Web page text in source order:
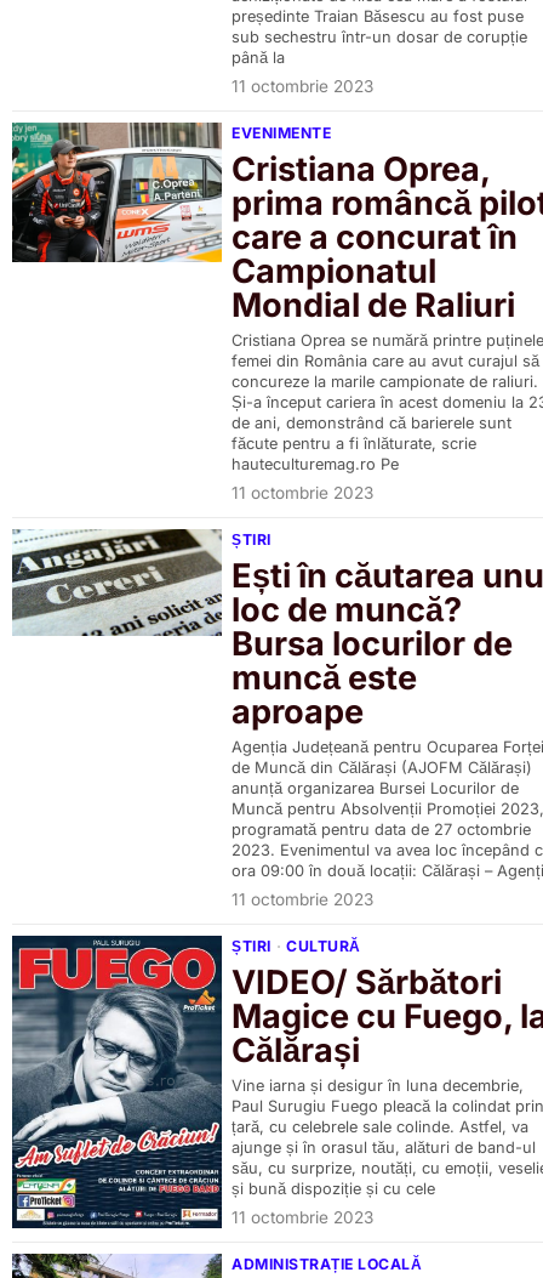
președinte Traian Băsescu au fost puse
sub sechestru într-un dosar de corupție
până la
11 octombrie 2023
EVENIMENTE
Cristiana Oprea,
prima româncă
care a concurat în
Campionatul
Mondial de Raliuri
Cristiana Oprea se numără printre
femei din România care au avut curajul să
concureze la marile campionate de raliuri.
Și-a început cariera în acest domeniu la
de ani, demonstrând că barierele sunt
făcute pentru a fi înlăturate, scrie
hauteculturemag.ro Pe
11 octombrie 2023
ȘTIRI
Ești în căutarea
loc de muncă?
Bursa locurilor de
muncă este
aproape
Agenția Județeană pentru Ocuparea
de Muncă din Călărași (AJOFM Călărași)
anunță organizarea Bursei Locurilor de
Muncă pentru Absolvenții Promoției
programată pentru data de 27 octombrie
2023. Evenimentul va avea loc începând
ora 09:00 în două locații: Călărași –
11 octombrie 2023
ȘTIRI · CULTURĂ
VIDEO/ Sărbători
Magice cu Fuego,
Călărași
Vine iarna și desigur în luna decembrie,
Paul Surugiu Fuego pleacă la colindat
țară, cu celebrele sale colinde. Astfel, va
ajunge și în orasul tău, alături de band-ul
său, cu surprize, noutăți, cu emoții,
și bună dispoziție și cu cele
11 octombrie 2023
ADMINISTRAȚIE LOCALĂ